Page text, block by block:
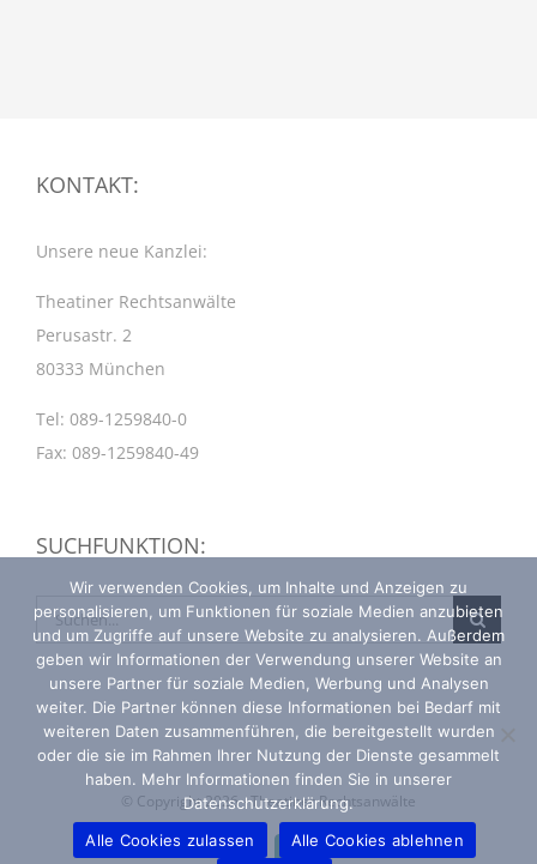
KONTAKT:
Unsere neue Kanzlei:
Theatiner Rechtsanwälte
Perusastr. 2
80333 München
Tel: 089-1259840-0
Fax: 089-1259840-49
SUCHFUNKTION:
Suche
nach:
© Copyright 2026 - Theatiner Rechtsanwälte
LinkedIn
Wir verwenden Cookies, um Inhalte und Anzeigen zu
personalisieren, um Funktionen für soziale Medien anzubieten
und um Zugriffe auf unsere Website zu analysieren. Außerdem
geben wir Informationen der Verwendung unserer Website an
unsere Partner für soziale Medien, Werbung und Analysen
weiter. Die Partner können diese Informationen bei Bedarf mit
weiteren Daten zusammenführen, die bereitgestellt wurden
oder die sie im Rahmen Ihrer Nutzung der Dienste gesammelt
haben. Mehr Informationen finden Sie in unserer
Datenschutzerklärung.
Alle Cookies zulassen
Alle Cookies ablehnen